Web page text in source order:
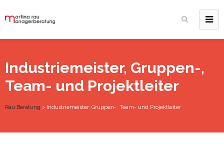
Industriemeister, Gruppen-,
Team- und Projektleiter
Rau Beratung > Industriemeister, Gruppen-, Team- und Projektleiter